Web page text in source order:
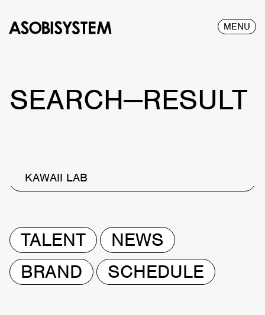
MENU
SEARCH—RESULT
KAWAII LAB
TALENT
NEWS
BRAND
SCHEDULE